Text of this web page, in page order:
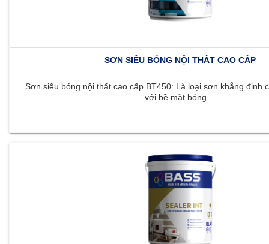
SƠN SIÊU BÓNG NỘI THẤT CAO CẤP
Sơn siêu bóng nội thất cao cấp BT450: Là loại sơn khẳng định
với bề mặt bóng ...